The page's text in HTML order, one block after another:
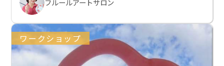
フルールアートサロン
ワークショップ